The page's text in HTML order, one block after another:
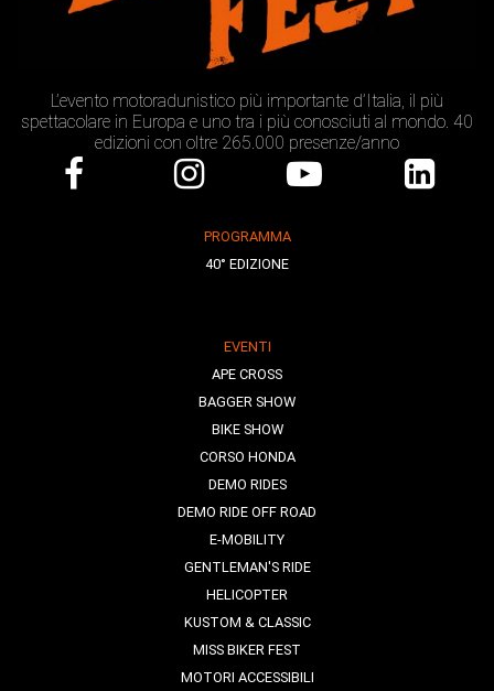
L’evento motoradunistico più importante d’Italia, il più
spettacolare in Europa e uno tra i più conosciuti al mondo. 40
edizioni con oltre 265.000 presenze/anno
PROGRAMMA
40° EDIZIONE
EVENTI
APE CROSS
BAGGER SHOW
BIKE SHOW
CORSO HONDA
DEMO RIDES
DEMO RIDE OFF ROAD
E-MOBILITY
GENTLEMAN'S RIDE
HELICOPTER
KUSTOM & CLASSIC
MISS BIKER FEST
MOTORI ACCESSIBILI